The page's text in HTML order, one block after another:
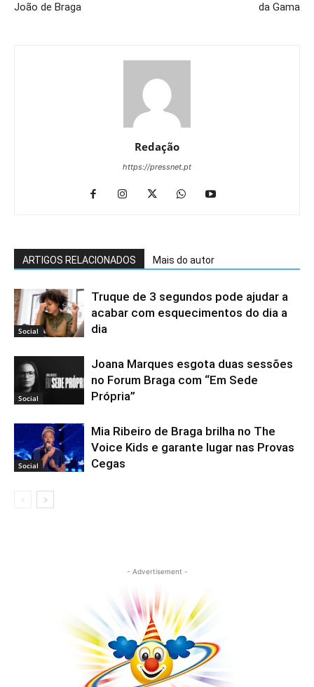
João de Braga
da Gama
Redação
https://pressnet.pt
ARTIGOS RELACIONADOS Mais do autor
Social
Truque de 3 segundos pode ajudar a
acabar com esquecimentos do dia a
dia
Social
Joana Marques esgota duas sessões
no Forum Braga com “Em Sede
Própria”
Social
Mia Ribeiro de Braga brilha no The
Voice Kids e garante lugar nas Provas
Cegas
- Advertisement -